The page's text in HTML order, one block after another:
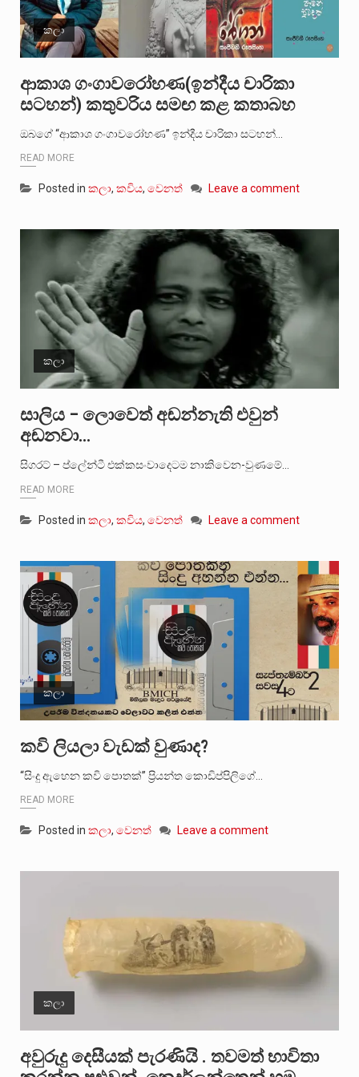
කලා
ආකාශ ගංගාවරෝහණ(ඉන්දීය චාරිකා
සටහන්) කතුවරිය සමඟ කළ කතාබහ
ඔබගේ “ආකාශ ගංගාවරෝහණ” ඉන්දීය චාරිකා සටහන්…
READ MORE
Posted in කලා, කවිය, වෙනත් Leave a comment
කලා
සාලිය – ලොවෙත් අඬන්නැති එවුන්
අඬනවා…
සිගරට් – ප්ලේන්ටී එක්කසංවාදෙටම නාකිවෙන-වුණමේ…
READ MORE
Posted in කලා, කවිය, වෙනත් Leave a comment
කලා
කවි ලියලා වැඩක් වුණාද?
“සිංදු ඇහෙන කවි පොතක්” ප්‍රියන්ත කොඩිප්පිලිගේ…
READ MORE
Posted in කලා, වෙනත් Leave a comment
කලා
අවුරුදු දෙසීයක් පැරණියි . තවමත් භාවිතා